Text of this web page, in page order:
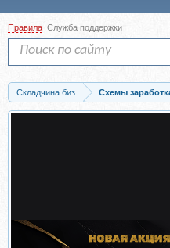
Правила Служба поддержки
Складчина биз
Схемы
Скачать От 6300 рублей в сутки на